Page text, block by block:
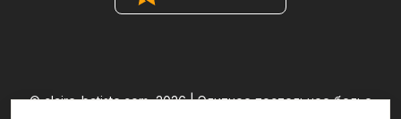
© claire-batiste.com, 2026 |Элитное постельное белье